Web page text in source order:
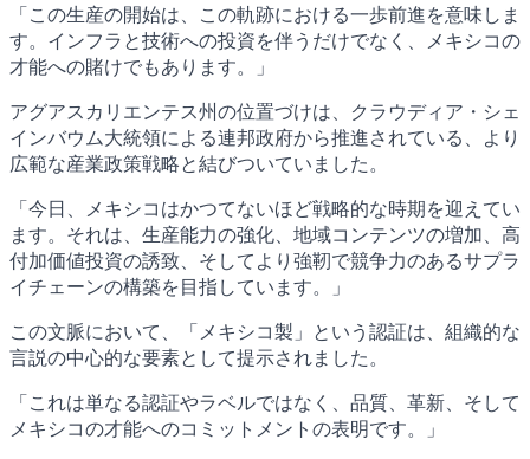
「この生産の開始は、この軌跡における一歩前進を意味しま
す。インフラと技術への投資を伴うだけでなく、メキシコの
才能への賭けでもあります。」
アグアスカリエンテス州の位置づけは、クラウディア・シェ
インバウム大統領による連邦政府から推進されている、より
広範な産業政策戦略と結びついていました。
「今日、メキシコはかつてないほど戦略的な時期を迎えてい
ます。それは、生産能力の強化、地域コンテンツの増加、高
付加価値投資の誘致、そしてより強靭で競争力のあるサプラ
イチェーンの構築を目指しています。」
この文脈において、「メキシコ製」という認証は、組織的な
言説の中心的な要素として提示されました。
「これは単なる認証やラベルではなく、品質、革新、そして
メキシコの才能へのコミットメントの表明です。」